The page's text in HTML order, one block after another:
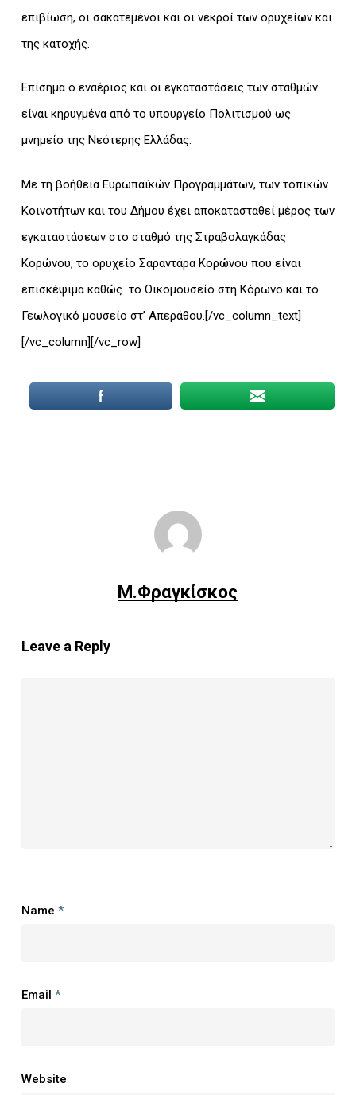
επιβίωση, οι σακατεμένοι και οι νεκροί των ορυχείων και
της κατοχής.
Επίσημα ο εναέριος και οι εγκαταστάσεις των σταθμών
είναι κηρυγμένα από το υπουργείο Πολιτισμού ως
μνημείο της Νεότερης Ελλάδας.
Με τη βοήθεια Ευρωπαϊκών Προγραμμάτων, των τοπικών
Κοινοτήτων και του Δήμου έχει αποκατασταθεί μέρος των
εγκαταστάσεων στο σταθμό της Στραβολαγκάδας
Κορώνου, το ορυχείο Σαραντάρα Κορώνου που είναι
επισκέψιμα καθώς το Οικομουσείο στη Κόρωνο και το
Γεωλογικό μουσείο στ’ Απεράθου.[/vc_column_text]
[/vc_column][/vc_row]
Μ.Φραγκίσκος
Leave a Reply
Name *
Email *
Website